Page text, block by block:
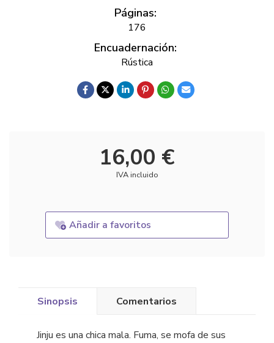
Páginas:
176
Encuadernación:
Rústica
16,00 €
IVA incluido
Añadir a favoritos
Sinopsis Comentarios
Jinju es una chica mala. Fuma, se mofa de sus